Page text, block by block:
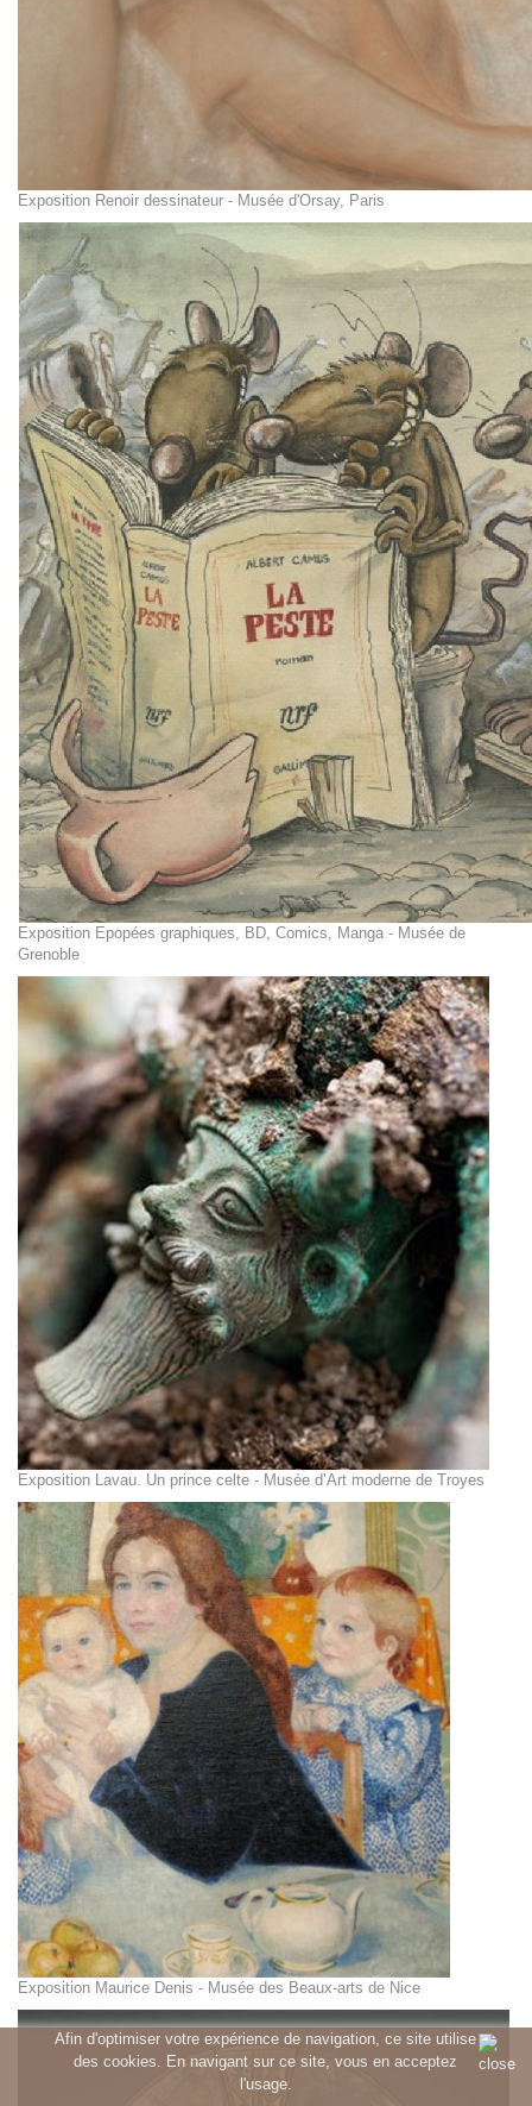
Afin d'optimiser votre expérience de navigation, ce site utilise
des cookies. En navigant sur ce site, vous en acceptez
l'usage.
Exposition Renoir dessinateur - Musée d'Orsay, Paris
Exposition Epopées graphiques, BD, Comics, Manga - Musée de
Grenoble
Exposition Lavau. Un prince celte - Musée d’Art moderne de Troyes
Exposition Maurice Denis - Musée des Beaux-arts de Nice